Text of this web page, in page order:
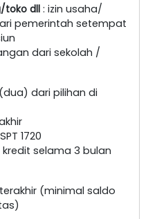
toko dll : izin usaha/
pemerintah setempat
dari sekolah /
dari pilihan di
1720
selama 3 bulan
(minimal saldo